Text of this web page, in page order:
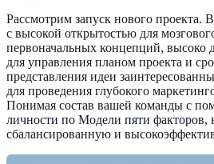
Рассмотрим запуск нового проекта.
с высокой открытостью для
первоначальных концепций, высоко
для управления планом проекта и
представления идеи
для проведения глубокого
Понимая состав вашей команды с
личности по Модели пяти факторов,
сбалансированную и